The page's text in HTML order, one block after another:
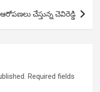
చేస్తున్న చెవిరెడ్డి
Required fields